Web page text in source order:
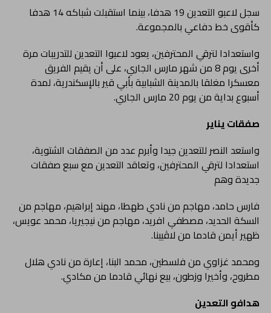
سجل لاعبو التعدين 19 هدفا، بينما استقبلت شباكه 14 هدفا
كأقوى خط دفاعي بالمجموعة.
واستعدادا لترقي المحترفين، يعود لاعبوا التعدين للتدريبات مرة
أخرى يوم 8 من شهر مارس الجاري، على أن يقيم الفريق
معسكرا مغلقا بالمدينة الشبابية بأبي قير بالإسكندرية، لمدة
أسبوع بداية من يوم 20 مارس الجاري.
صفقات يناير
واستعد النصر للتعدين جيدا وأبرم عدد من الصفقات الشتوية،
استعدادا لترقي المحترفين، وتعاقد التعدين مع سبع صفقات
جديدة وهم
فارس حامد، مهاجم من نادي طهطا، مهند إبراهيم، مهاجم من
السكة الحديد، مصطفي افريد، مهاجم من نيجيريا، محمد عويس،
ظهير أيمن قادما من لاڤيينا.
ومحمد غزاوي من فلسطين، محمد البنا، إعارة من نادي هلال
مطروح، وأخيرا وزطون، بيع نهائي قادما من مكادي.
هدافو التعدين